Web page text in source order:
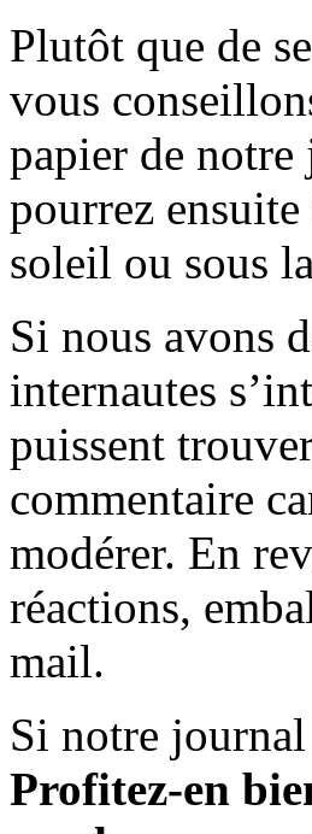
Plutôt que de
vous
papier de
pourrez
soleil ou sous
Si nous avons
internautes
puissent
commentaire
modérer. En
réactions,
mail.
Si notre journal
Profitez-en